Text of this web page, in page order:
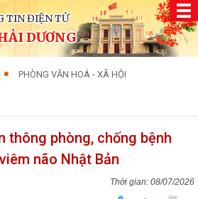
TIN ĐIỆN TỬ
DƯƠNG
PHÒNG VĂN HOÁ - XÃ HỘI
thông phòng, chống bệnh
não Nhật Bản
08/07/2026